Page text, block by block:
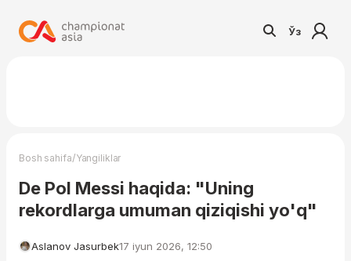
Ўз
Bosh sahifa/Yangiliklar
De Pol Messi haqida: "Uning
rekordlarga umuman qiziqishi yo'q"
Aslanov Jasurbek17 iyun 2026, 12:50